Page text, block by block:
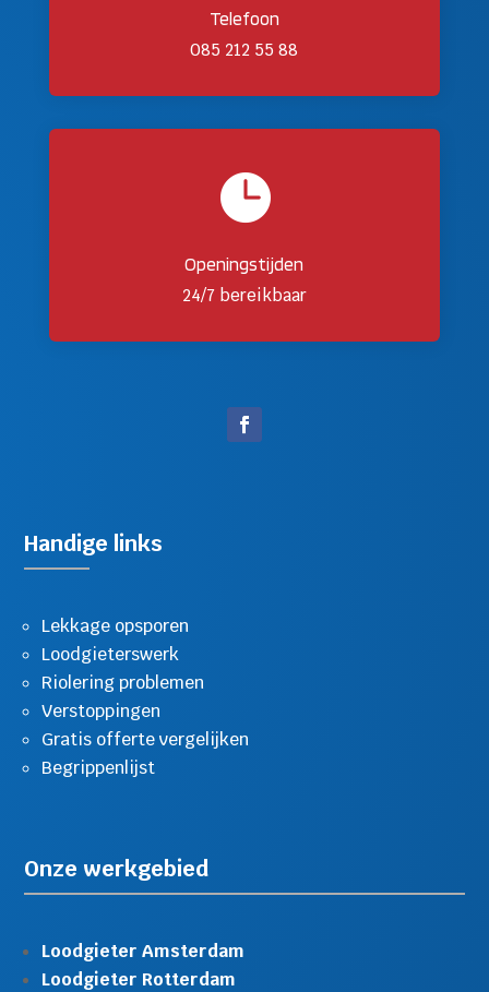
Telefoon
085 212 55 88

Openingstijden
24/7 bereikbaar
Handige links
Lekkage opsporen
Loodgieterswerk
Riolering problemen
Verstoppingen
Gratis offerte vergelijken
Begrippenlijst
Onze werkgebied
Loodgieter Amsterdam
Loodgieter Rotterdam